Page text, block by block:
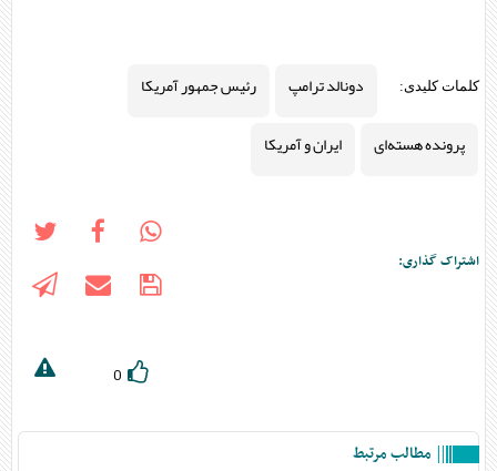
کلمات کلیدی: دونالد ترامپ
رئیس جمهور آمریکا
پرونده هسته‌ای
ایران و آمریکا
اشتراک گذاری:
0
مطالب مرتبط